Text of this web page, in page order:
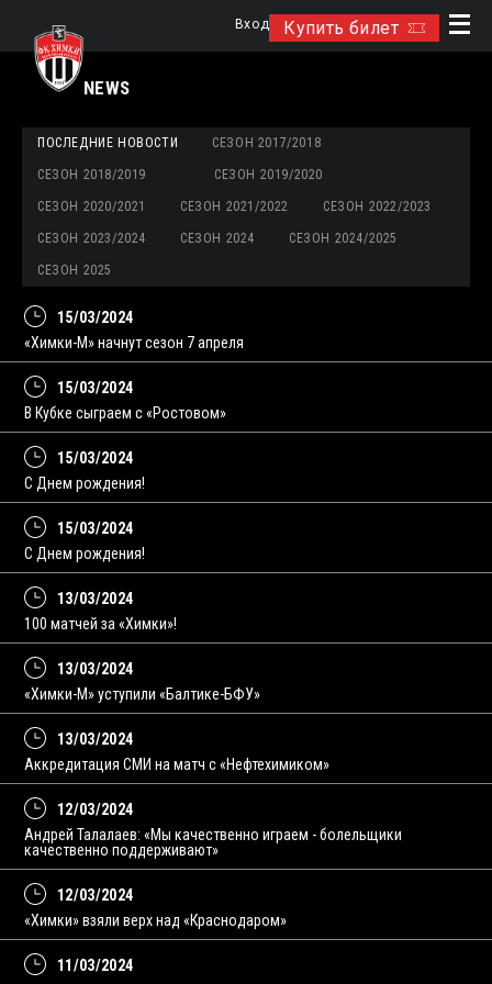
Купить билет
Вход
NEWS
ПОСЛЕДНИЕ НОВОСТИ СЕЗОН 2017/2018
СЕЗОН 2018/2019 СЕЗОН 2019/2020
СЕЗОН 2020/2021 СЕЗОН 2021/2022 СЕЗОН 2022/2023
СЕЗОН 2023/2024 СЕЗОН 2024 СЕЗОН 2024/2025
СЕЗОН 2025
15/03/2024
«Химки-М» начнут сезон 7 апреля
15/03/2024
В Кубке сыграем с «Ростовом»
15/03/2024
С Днем рождения!
15/03/2024
С Днем рождения!
13/03/2024
100 матчей за «Химки»!
13/03/2024
«Химки-М» уступили «Балтике-БФУ»
13/03/2024
Аккредитация СМИ на матч с «Нефтехимиком»
12/03/2024
Андрей Талалаев: «Мы качественно играем - болельщики
качественно поддерживают»
12/03/2024
«Химки» взяли верх над «Краснодаром»
11/03/2024